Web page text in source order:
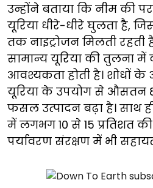
उन्होंने बताया कि नीम की
यूरिया धीरे-धीरे घुलता है,
तक नाइट्रोजन मिलती रहती
सामान्य यूरिया की तुलना में
आवश्यकता होती है। शोधों
यूरिया के उपयोग से औसतन
फसल उत्पादन बढ़ा है। साथ ही
में लगभग 10 से 15 प्रतिशत
पर्यावरण संरक्षण में भी